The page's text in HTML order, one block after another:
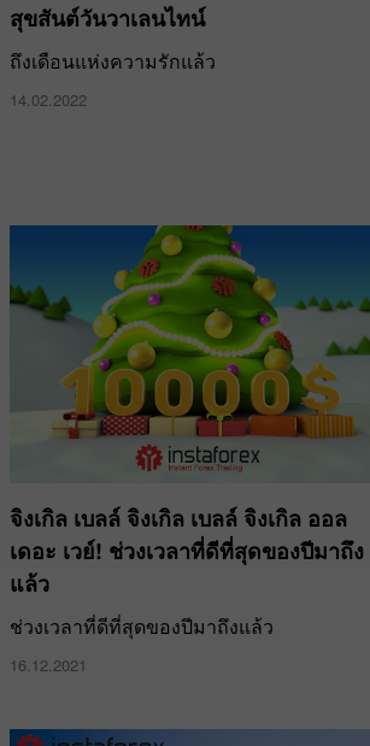
สุขสันต์วันวาเลนไทน์
ถึงเดือนแห่งความรักแล้ว
14.02.2022
จิงเกิล เบลล์ จิงเกิล เบลล์ จิงเกิล ออล
เดอะ เวย์! ช่วงเวลาที่ดีที่สุดของปีมาถึง
แล้ว
ช่วงเวลาที่ดีที่สุดของปีมาถึงแล้ว
16.12.2021